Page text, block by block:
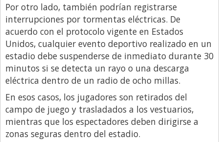
Por otro lado, también podrían registrarse
interrupciones por tormentas eléctricas. De
acuerdo con el protocolo vigente en Estados
Unidos, cualquier evento deportivo realizado en un
estadio debe suspenderse de inmediato durante 30
minutos si se detecta un rayo o una descarga
eléctrica dentro de un radio de ocho millas.
En esos casos, los jugadores son retirados del
campo de juego y trasladados a los vestuarios,
mientras que los espectadores deben dirigirse a
zonas seguras dentro del estadio.